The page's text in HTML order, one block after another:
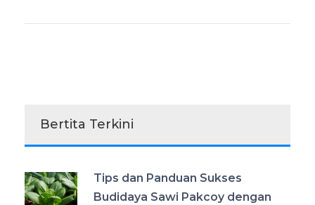
Bertita Terkini
Tips dan Panduan Sukses
Budidaya Sawi Pakcoy dengan